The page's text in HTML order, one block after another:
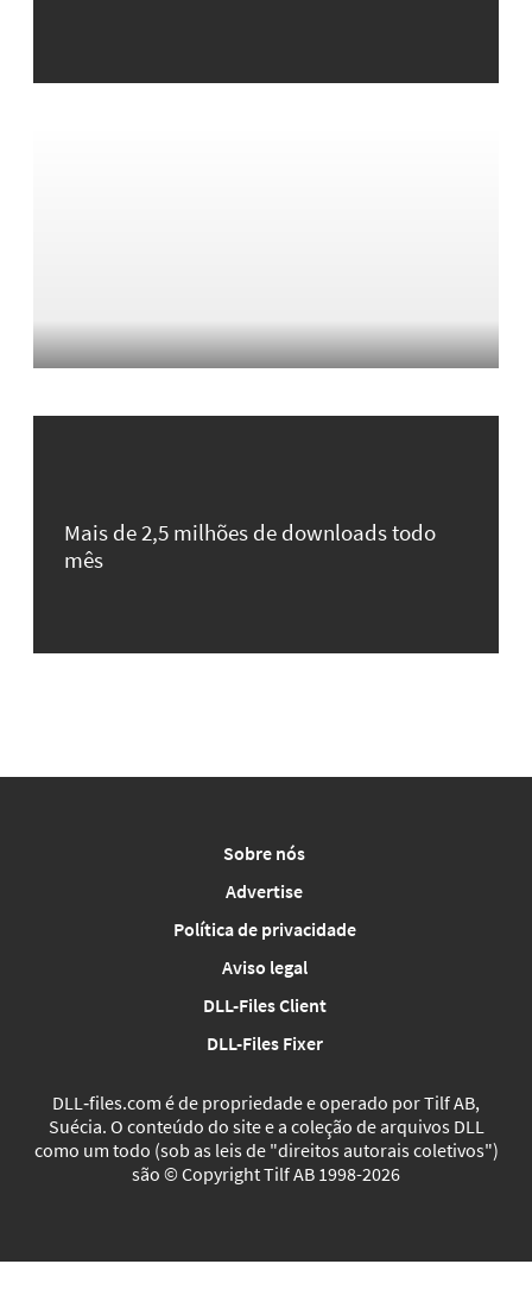
Mais de 2,5 milhões de downloads todo
mês
Sobre nós
Advertise
Política de privacidade
Aviso legal
DLL-Files Client
DLL-Files Fixer
DLL‑files.com é de propriedade e operado por Tilf AB,
Suécia. O conteúdo do site e a coleção de arquivos DLL
como um todo (sob as leis de "direitos autorais coletivos")
são © Copyright Tilf AB 1998-2026